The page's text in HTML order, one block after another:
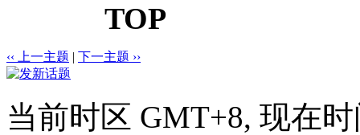
TOP
‹‹ 上一主题 | 下一主题 ››
当前时区 GMT+8, 现在